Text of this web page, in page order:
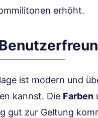
erhöht.
ist modern und
kannst. Die Farben
gut zur Geltung